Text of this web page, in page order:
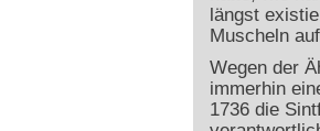
längst
Muscheln
Wegen der
immerhin
1736 die